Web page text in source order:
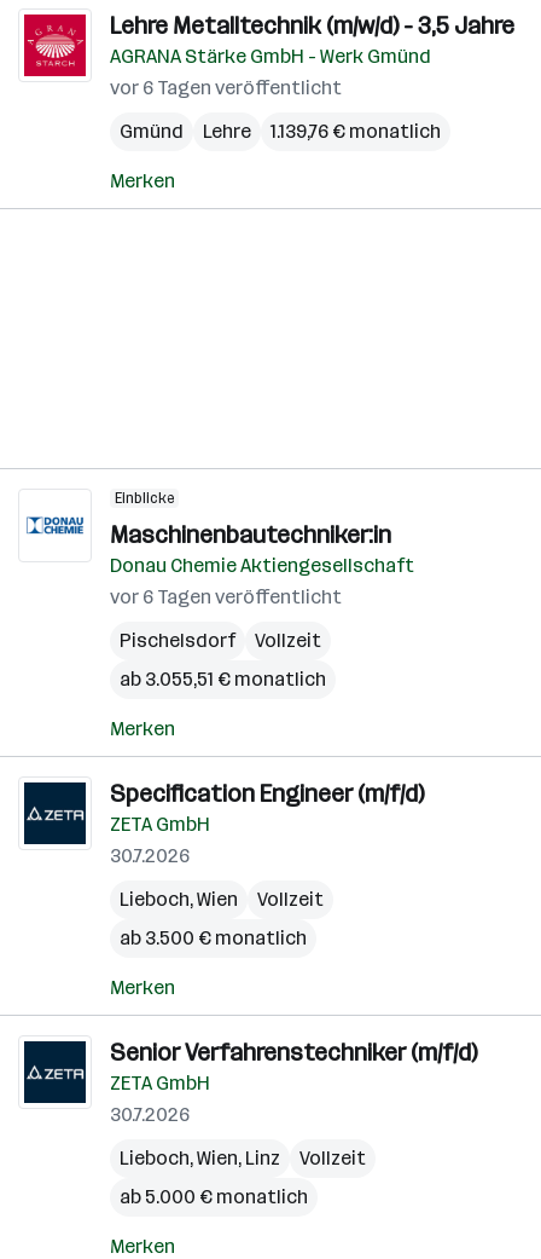
Lehre Metalltechnik (m/w/d) - 3,5 Jahre
AGRANA Stärke GmbH - Werk Gmünd
vor 6 Tagen veröffentlicht
Gmünd
Lehre 1.139,76 € monatlich
Merken
Einblicke
Maschinenbautechniker:in
Donau Chemie Aktiengesellschaft
vor 6 Tagen veröffentlicht
Pischelsdorf
Vollzeit
ab 3.055,51 € monatlich
Merken
Specification Engineer (m/f/d)
ZETA GmbH
30.7.2026
Lieboch,Wien
Vollzeit
ab 3.500 € monatlich
Merken
Senior Verfahrenstechniker (m/f/d)
ZETA GmbH
30.7.2026
Lieboch,Wien, Linz
Vollzeit
ab 5.000 € monatlich
Merken